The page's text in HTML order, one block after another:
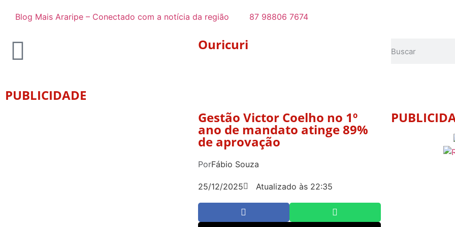
Blog Mais Araripe – Conectado com a notícia da região 87 98806 7674
Ouricuri
PUBLICIDADE
Gestão Victor Coelho no 1º
ano de mandato atinge 89%
de aprovação
PorFábio Souza
25/12/2025 Atualizado às 22:35